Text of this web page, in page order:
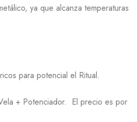
ya que alcanza temperaturas
para potencial el Ritual.
+ Potenciador. El precio es por